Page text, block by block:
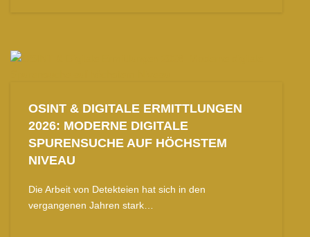
OSINT & DIGITALE ERMITTLUNGEN
2026: MODERNE DIGITALE
SPURENSUCHE AUF HÖCHSTEM
NIVEAU
Die Arbeit von Detekteien hat sich in den
vergangenen Jahren stark…